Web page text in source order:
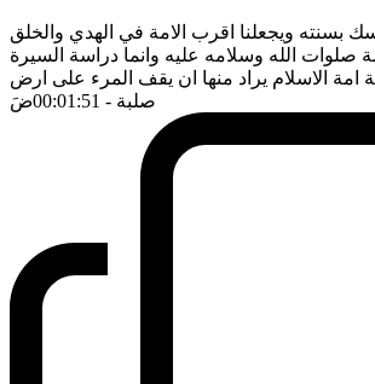
بسنته ويجعلنا اقرب الامة في الهدي والخلق
صلوات الله وسلامه عليه وانما دراسة السيرة
امة الاسلام يراد منها ان يقف المرء على ارض
صلبة - 00:01:51 ضَ